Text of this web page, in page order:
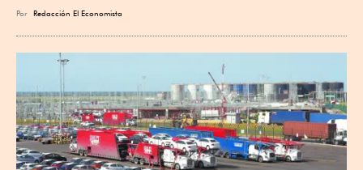
Por Redacción El Economista